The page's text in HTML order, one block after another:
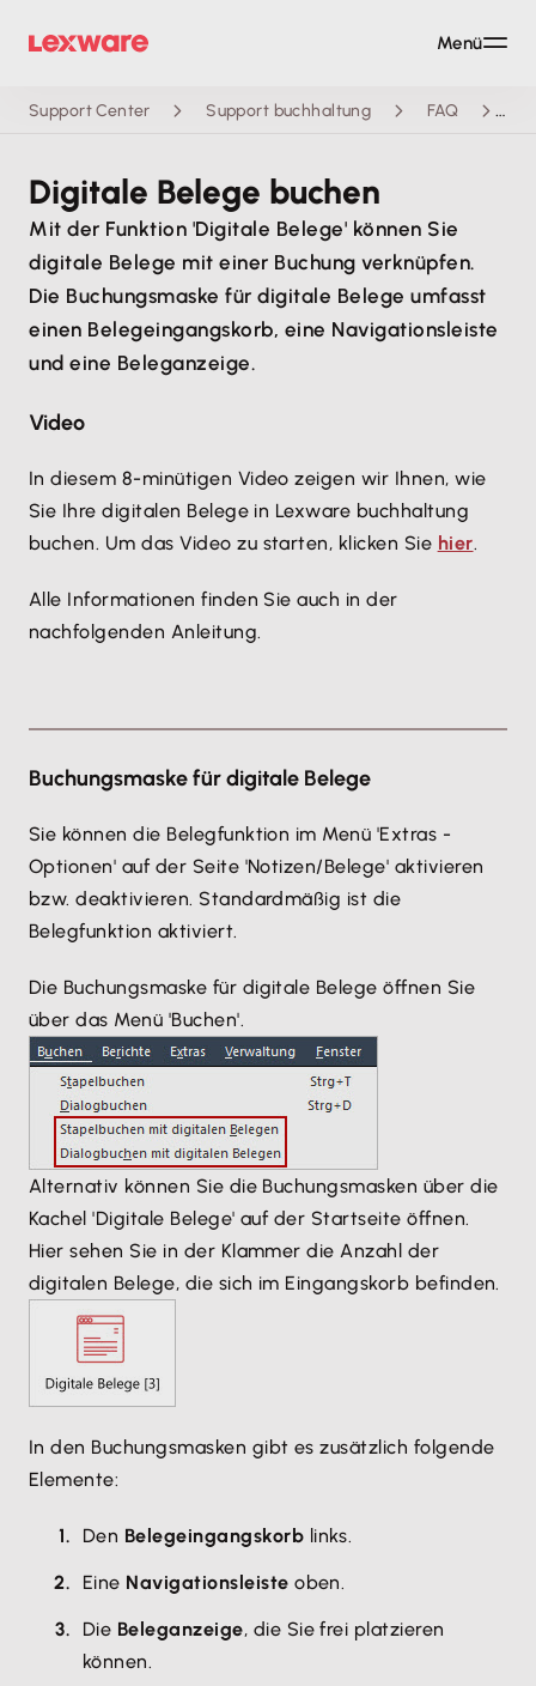
Support Center Support buchhaltung FAQ
Digitale Belege buchen
Mit der Funktion 'Digitale Belege' können Sie
digitale Belege mit einer Buchung verknüpfen.
Die Buchungsmaske für digitale Belege umfasst
einen Belegeingangskorb, eine Navigationsleiste
und eine Beleganzeige.
Video
In diesem 8-minütigen Video zeigen wir Ihnen, wie
Sie Ihre digitalen Belege in Lexware buchhaltung
buchen. Um das Video zu starten, klicken Sie hier.
Alle Informationen finden Sie auch in der
nachfolgenden Anleitung.
Buchungsmaske für digitale Belege
Sie können die Belegfunktion im Menü 'Extras -
Optionen' auf der Seite 'Notizen/Belege' aktivieren
bzw. deaktivieren. Standardmäßig ist die
Belegfunktion aktiviert.
Die Buchungsmaske für digitale Belege öffnen Sie
über das Menü 'Buchen'.
Alternativ können Sie die Buchungsmasken über die
Kachel 'Digitale Belege' auf der Startseite öffnen.
Hier sehen Sie in der Klammer die Anzahl der
digitalen Belege, die sich im Eingangskorb befinden.
In den Buchungsmasken gibt es zusätzlich folgende
Elemente:
Den Belegeingangskorb links.
Eine Navigationsleisteoben.
Die Beleganzeige, die Sie frei platzieren
können.
Menü